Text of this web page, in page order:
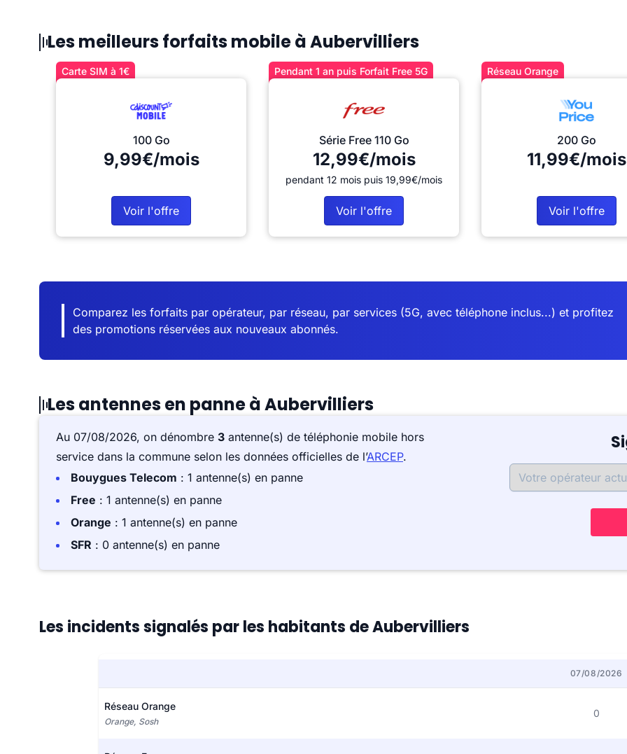
Les meilleurs forfaits mobile à Aubervilliers
Carte SIM à 1€
100 Go
9,99€/mois
Voir l'offre
Pendant 1 an puis Forfait Free 5G
Série Free 110 Go
12,99€/mois
pendant 12 mois puis 19,99€/mois
Voir l'offre
Réseau Orange
200 Go
11,99€/mois
Voir l'offre
Comparez les forfaits par opérateur, par réseau, par services (5G, avec téléphone inclus...) et profitez
des promotions réservées aux nouveaux abonnés.
Les antennes en panne à Aubervilliers
Au 07/08/2026, on dénombre 3 antenne(s) de téléphonie mobile hors
service dans la commune selon les données officielles de l’ARCEP.
Bouygues Telecom : 1 antenne(s) en panne
Free : 1 antenne(s) en panne
Orange : 1 antenne(s) en panne
SFR : 0 antenne(s) en panne
Les incidents signalés par les habitants de Aubervilliers
07/08/2026
Réseau Orange
Orange, Sosh
0